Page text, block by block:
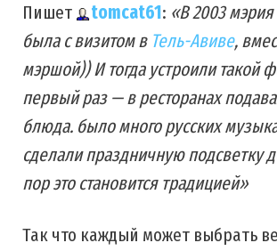
Пишет tomcat61: «В 2003
была с визитом в Тель-Авиве,
мэршой)) И тогда устроили такой
первый раз — в ресторанах
блюда. было много русских
сделали праздничную подсветку
пор это становится традицией»
Так что каждый может выбрать